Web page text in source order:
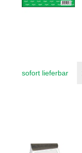
sofort lieferbar